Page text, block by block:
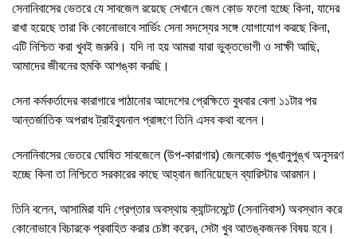
সেনানিবাসের ভেতরে যে সাবজেল রয়েছে সেখানে জেল কোড ফলো হচ্ছে কিনা, যাদের
রাখা হয়েছে তারা কি কোনোভাবে সার্ভিং সেনা সদস্যের সঙ্গে যোগাযোগ করছে কিনা,
এটি নিশ্চিত করা খুবই জরুরি। যদি না হয় আমরা যারা ভুক্তভোগী ও সাক্ষী আছি,
আমাদের জীবনের হুমকি আশঙ্কা করছি।
সেনা কর্মকর্তাদের কারাগারে পাঠানোর আদেশের প্রেক্ষিতে বুধবার বেলা ১১টার পর
আন্তর্জাতিক অপরাধ ট্রাইব্যুনাল প্রাঙ্গণে তিনি এসব কথা বলেন।
সেনানিবাসের ভেতরে ঘোষিত সাবজেলে (উপ-কারাগার) জেলকোড পুঙ্খানুপুঙ্খ অনুসরণ
হচ্ছে কিনা তা নিশ্চিতে সরকারের কাছে আহ্বান জানিয়েছেন ব্যারিস্টার আরমান।
তিনি বলেন, আসামিরা যদি গ্রেপ্তার অবস্থায় ক্যান্টনমেন্টে (সেনানিবাস) অবস্থান করে
কোনোভাবে বিচারকে প্রবাহিত করার চেষ্টা করেন, সেটা খুব আতঙ্কজনক বিষয় হবে।